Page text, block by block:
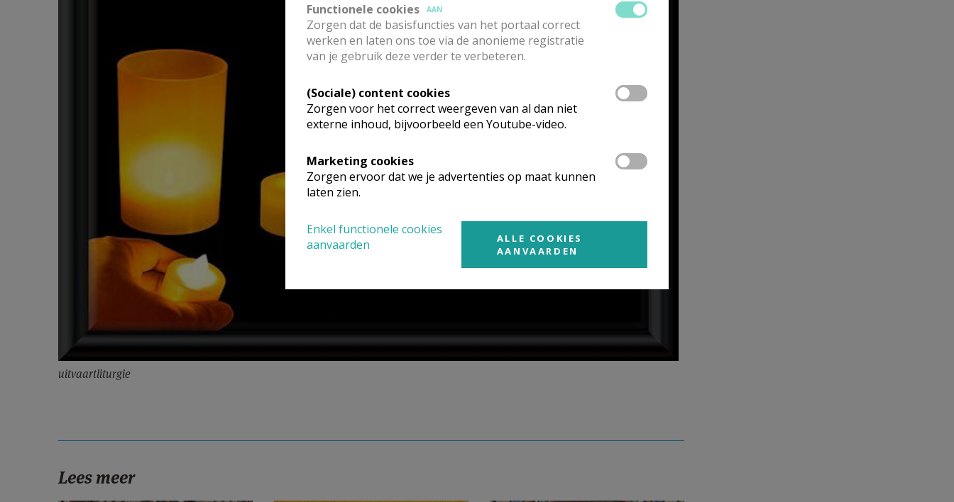
uitvaartliturgie
Lees meer
Functionele cookies
AAN
Zorgen dat de basisfuncties van het portaal correct
werken en laten ons toe via de anonieme registratie
van je gebruik deze verder te verbeteren.
(Sociale) content cookies
Zorgen voor het correct weergeven van al dan niet
externe inhoud, bijvoorbeeld een Youtube-video.
Marketing cookies
Zorgen ervoor dat we je advertenties op maat kunnen
laten zien.
Enkel functionele cookies
aanvaarden
ALLE COOKIES
AANVAARDEN